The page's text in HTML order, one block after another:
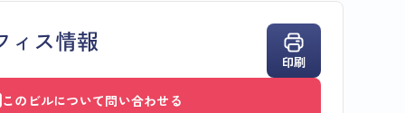
ィス情報
印刷
このビルについて問い合わせる